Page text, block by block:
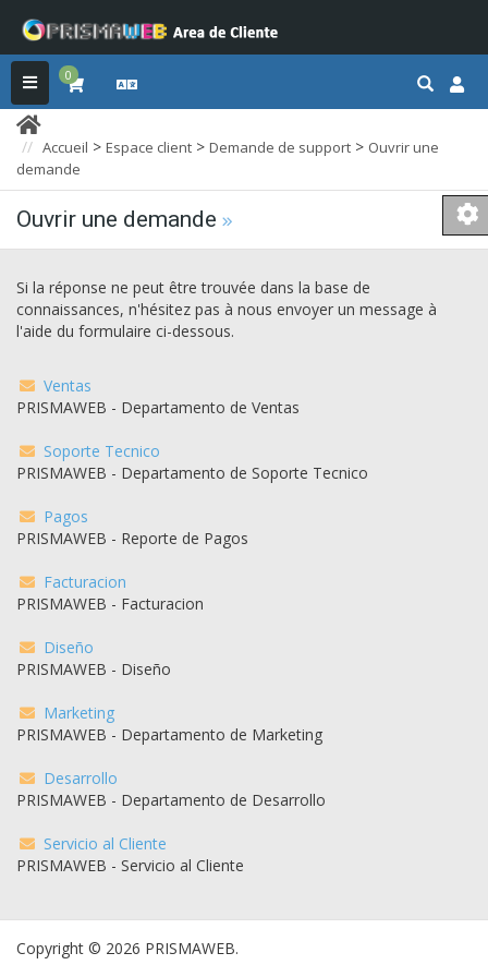
0
Accueil > Espace client > Demande de support > Ouvrir une
demande
Ouvrir une demande
Si la réponse ne peut être trouvée dans la base de
connaissances, n'hésitez pas à nous envoyer un message à
l'aide du formulaire ci-dessous.
Ventas
PRISMAWEB - Departamento de Ventas
Soporte Tecnico
PRISMAWEB - Departamento de Soporte Tecnico
Pagos
PRISMAWEB - Reporte de Pagos
Facturacion
PRISMAWEB - Facturacion
Diseño
PRISMAWEB - Diseño
Marketing
PRISMAWEB - Departamento de Marketing
Desarrollo
PRISMAWEB - Departamento de Desarrollo
Servicio al Cliente
PRISMAWEB - Servicio al Cliente
Copyright © 2026 PRISMAWEB.